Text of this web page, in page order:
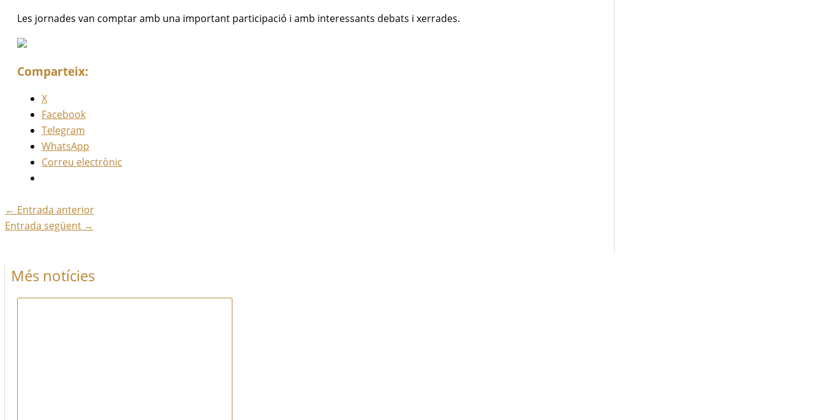
Les jornades van comptar amb una important participació i amb interessants debats i xerrades.
Comparteix:
X
Facebook
Telegram
WhatsApp
Correu electrònic
← Entrada anterior
Entrada següent →
Més notícies